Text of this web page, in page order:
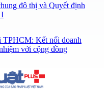
đô thị và Quyết định
I
Kết nối doanh
với cộng đồng